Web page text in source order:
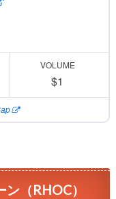
VOLUME
$1
（RHOC）